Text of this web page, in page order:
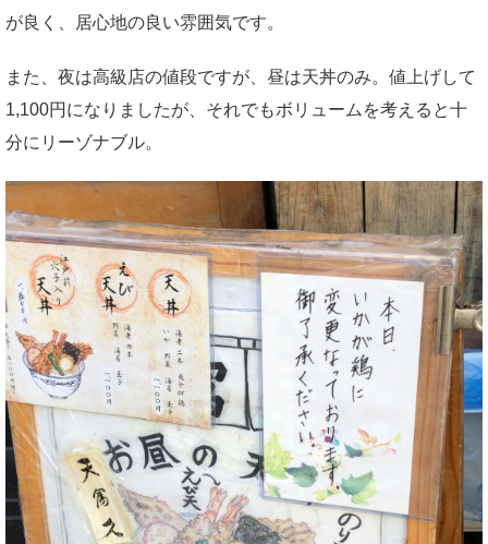
が良く、居心地の良い雰囲気です。
また、夜は高級店の値段ですが、昼は天丼のみ。値上げして
1,100円になりましたが、それでもボリュームを考えると十
分にリーゾナブル。